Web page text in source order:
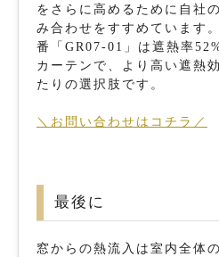
をさらに高めるために自社
み合わせをすすめています
番「GR07-01」は遮熱率
カーテンで、より高い遮熱
たりの選択肢です。
＼お問い合わせはコチラ／
最後に
窓からの熱流入は室内全体